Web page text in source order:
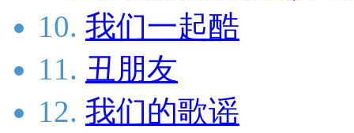
10. 我们一起酷
11. 丑朋友
12. 我们的歌谣